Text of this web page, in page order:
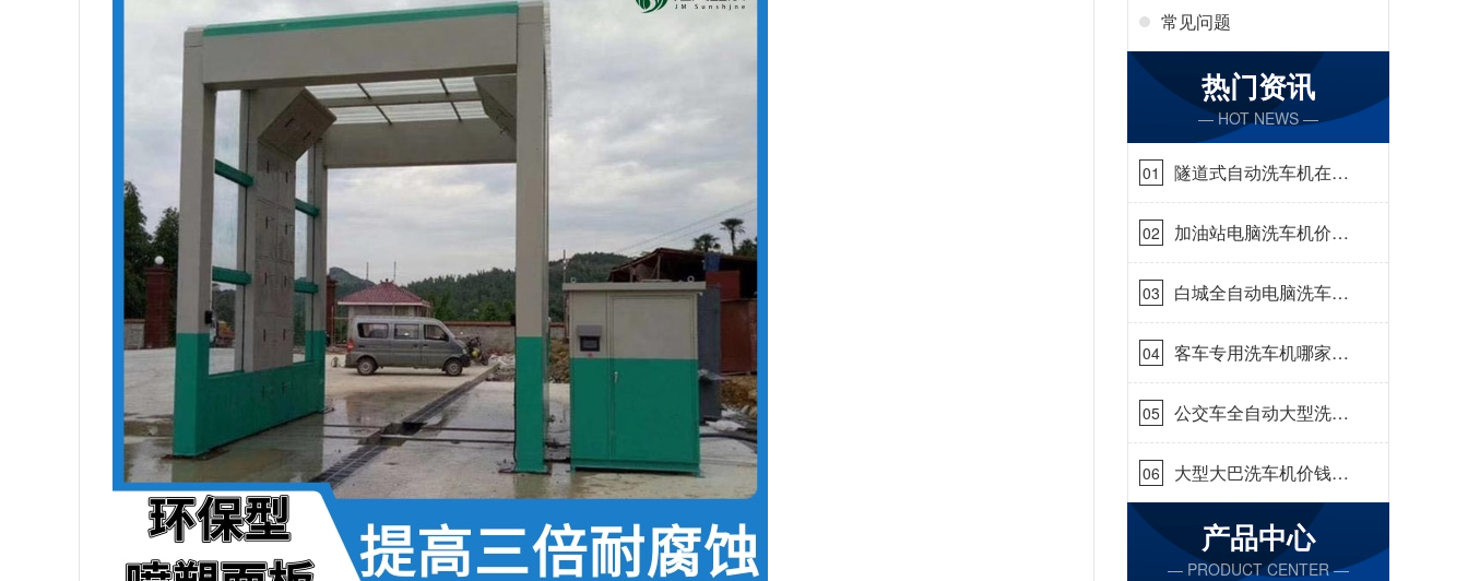
常见问题
热门资讯
— HOT NEWS —
01
隧道式自动洗车机在哪
里购买[隆茂鑫晟]
02
加油站电脑洗车机价格
怎么样[隆茂鑫晟]
03
白城全自动电脑洗车
机-ADV防冻冬季正常
使用[隆茂鑫晟]
04
客车专用洗车机哪家的
好[隆茂鑫晟]
05
公交车全自动大型洗车
机什么价钱[隆茂鑫晟]
06
大型大巴洗车机价钱怎
么样[隆茂鑫晟]
产品中心
— PRODUCT CENTER —